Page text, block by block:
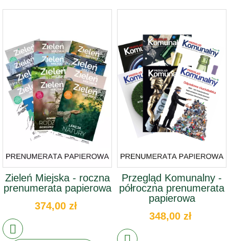
Zieleń Miejska - roczna
prenumerata papierowa
374,00 zł
Przegląd Komunalny -
półroczna prenumerata
papierowa
348,00 zł